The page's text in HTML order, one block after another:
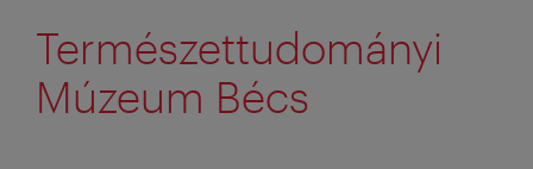
Természettudományi
Múzeum Bécs